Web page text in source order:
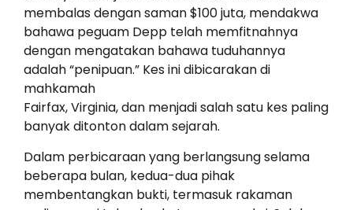
membalas dengan saman $100 juta, mendakwa
bahawa peguam Depp telah memfitnahnya
dengan mengatakan bahawa tuduhannya
adalah “penipuan.” Kes ini dibicarakan di
mahkamah
Fairfax, Virginia, dan menjadi salah satu kes paling
banyak ditonton dalam sejarah.
Dalam perbicaraan yang berlangsung selama
beberapa bulan, kedua-dua pihak
membentangkan bukti, termasuk rakaman